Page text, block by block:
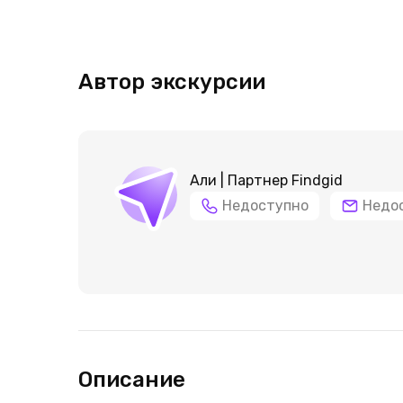
Автор экскурсии
Али | Партнер Findgid
Недоступно
Описание